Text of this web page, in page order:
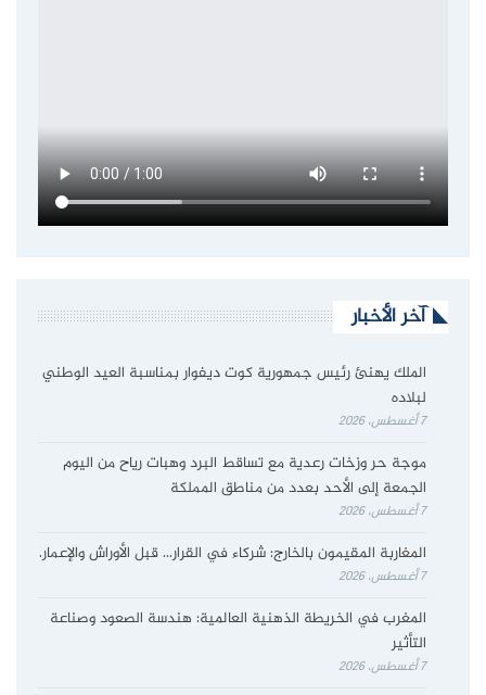
آخر الأخبار
الملك يهنئ رئيس جمهورية كوت ديفوار بمناسبة العيد الوطني
لبلاده
7 أغسطس، 2026
موجة حر وزخات رعدية مع تساقط البرد وهبات رياح من اليوم
الجمعة إلى الأحد بعدد من مناطق المملكة
7 أغسطس، 2026
المغاربة المقيمون بالخارج: شركاء في القرار… قبل الأوراش والإعمار.
7 أغسطس، 2026
المغرب في الخريطة الذهنية العالمية: هندسة الصعود وصناعة
التأثير
7 أغسطس، 2026